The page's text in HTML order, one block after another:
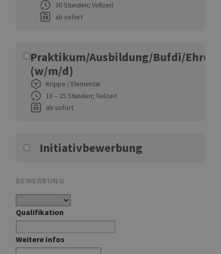
30 Stunden; Vollzeit
ab sofort
Praktikum/Ausbildung/Bufdi/
(w/m/d)
Krippe / Elementar
18 – 25 Stunden; Teilzeit
ab sofort
Initiativbewerbung
BEWERBUNG
Qualifikation
Weitere Infos